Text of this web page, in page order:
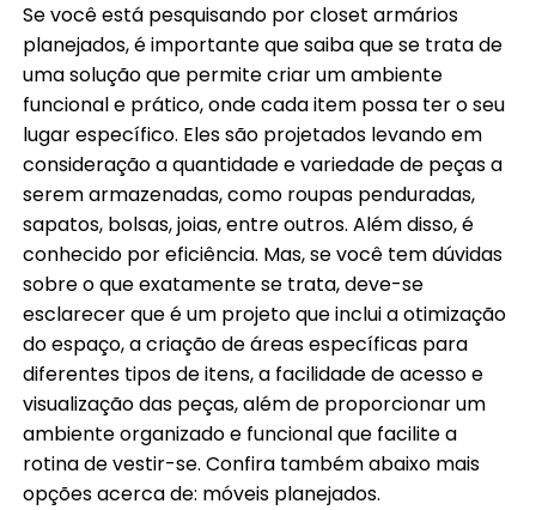
Se você está pesquisando por closet armários
planejados, é importante que saiba que se trata de
uma solução que permite criar um ambiente
funcional e prático, onde cada item possa ter o seu
lugar específico. Eles são projetados levando em
consideração a quantidade e variedade de peças a
serem armazenadas, como roupas penduradas,
sapatos, bolsas, joias, entre outros. Além disso, é
conhecido por eficiência. Mas, se você tem dúvidas
sobre o que exatamente se trata, deve-se
esclarecer que é um projeto que inclui a otimização
do espaço, a criação de áreas específicas para
diferentes tipos de itens, a facilidade de acesso e
visualização das peças, além de proporcionar um
ambiente organizado e funcional que facilite a
rotina de vestir-se. Confira também abaixo mais
opções acerca de: móveis planejados.